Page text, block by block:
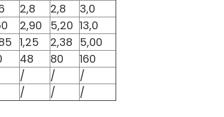
2,8 2,8
3,0
2,90 5,20 13,0
1,25 2,38 5,00
48 80
160
/ /
/
/ /
/